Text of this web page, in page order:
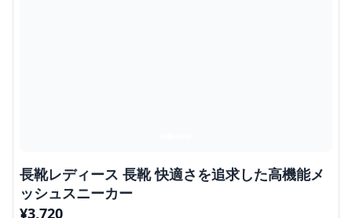
長靴レディース 長靴 快適さを追求した高機能メ
ッシュスニーカー
¥3,720